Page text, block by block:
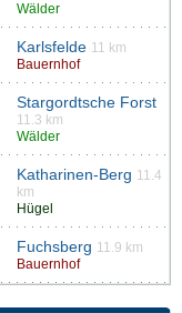
Wälder
Karlsfelde 11 km
Bauernhof
Stargordtsche Forst
11.3 km
Wälder
Katharinen-Berg 11.4
km
Hügel
Fuchsberg 11.9 km
Bauernhof